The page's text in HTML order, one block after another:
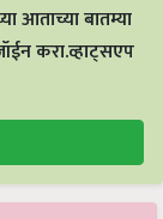
आताच्या बातम्या
करा.व्हाट्सएप